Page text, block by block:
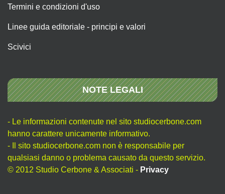
Termini e condizioni d'uso
Linee guida editoriale - principi e valori
Scivici
NOTE LEGALI
- Le informazioni contenute nel sito studiocerbone.com
hanno carattere unicamente informativo.
- Il sito studiocerbone.com non è responsabile per
qualsiasi danno o problema causato da questo servizio.
© 2012 Studio Cerbone & Associati - Privacy